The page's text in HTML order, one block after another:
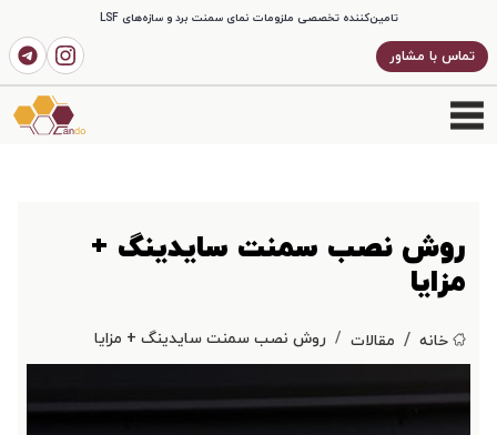
تامین‌کننده تخصصی ملزومات نمای سمنت برد و سازه‌های LSF
تماس با مشاور
روش نصب سمنت سایدینگ +
مزایا
خانه مقالات روش نصب سمنت سایدینگ + مزایا